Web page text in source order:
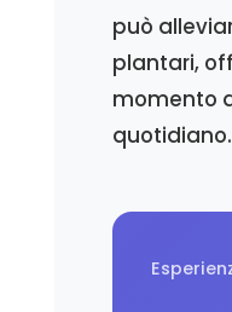
può
plantari,
momento
quotidiano.